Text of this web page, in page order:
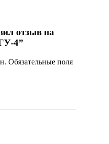
отзыв на
4”
Обязательные поля